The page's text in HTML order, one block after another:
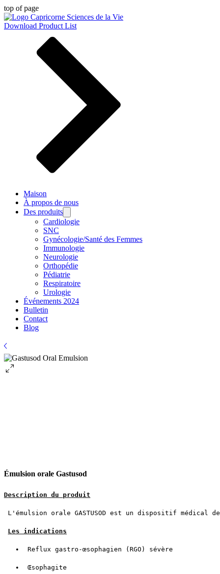
top of page
Download Product List
Maison
À propos de nous
Des produits
Cardiologie
SNC
Gynécologie/Santé des Femmes
Immunologie
Neurologie
Orthopédie
Pédiatrie
Respiratoire
Urologie
Événements 2024
Bulletin
Contact
Blog
Émulsion orale Gastusod
Description du produit
L'émulsion orale GASTUSOD est un dispositif médical
Les indications
Reflux gastro-œsophagien (RGO) sévère
Œsophagite